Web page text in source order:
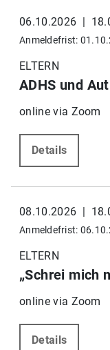
06.10.2026 |
Anmeldefrist:
ELTERN
ADHS und
online via Zoom
Details
08.10.2026 |
Anmeldefrist:
ELTERN
„Schrei mich
online via Zoom
Details